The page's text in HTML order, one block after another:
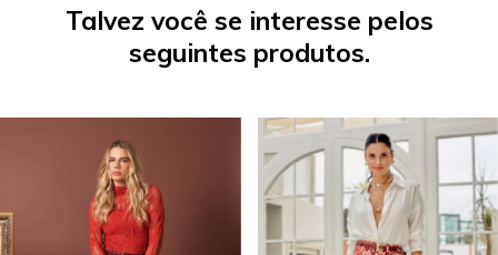
Talvez você se interesse pelos
seguintes produtos.